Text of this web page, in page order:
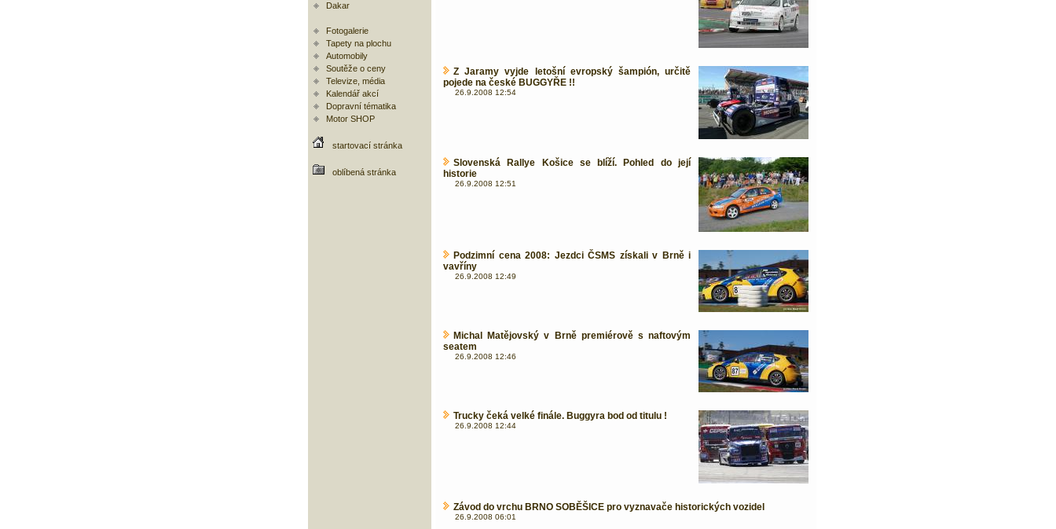
Dakar
Fotogalerie
Tapety na plochu
Automobily
Soutěže o ceny
Televize, média
Kalendář akcí
Dopravní tématika
Motor SHOP
startovací stránka
oblíbená stránka
Z Jaramy vyjde letošní evropský šampión, určitě
pojede na české BUGGYŘE !!
26.9.2008 12:54
Slovenská Rallye Košice se blíží. Pohled do její
historie
26.9.2008 12:51
Podzimní cena 2008: Jezdci ČSMS získali v Brně i
vavříny
26.9.2008 12:49
Michal Matějovský v Brně premiérově s naftovým
seatem
26.9.2008 12:46
Trucky čeká velké finále. Buggyra bod od titulu !
26.9.2008 12:44
Závod do vrchu BRNO SOBĚŠICE pro vyznavače historických vozidel
26.9.2008 06:01